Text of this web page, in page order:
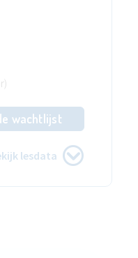
wachtlijst
lesdata